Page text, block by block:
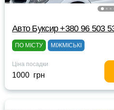
Авто Буксир +380 96 503
ПО МІСТУ МІЖМІСЬКІ
Ціна посадки
1000 грн